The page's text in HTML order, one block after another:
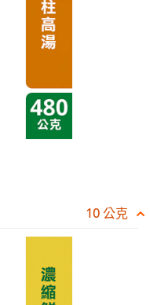
10 公克